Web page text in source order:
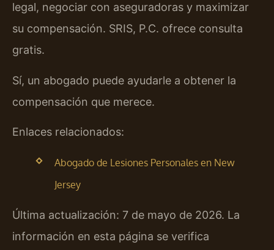
legal, negociar con aseguradoras y maximizar
su compensación. SRIS, P.C. ofrece consulta
gratis.
Sí, un abogado puede ayudarle a obtener la
compensación que merece.
Enlaces relacionados:
Abogado de Lesiones Personales en New
Jersey
Última actualización: 7 de mayo de 2026. La
información en esta página se verifica